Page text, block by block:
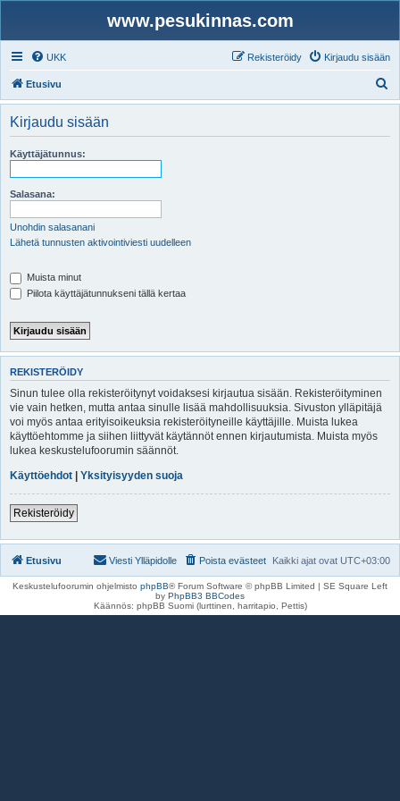
www.pesukinnas.com
UKK Kirjaudu sisään
Rekisteröidy
Etusivu
t
Kirjaudu sisään
Käyttäjätunnus:
Salasana:
Unohdin salasanani
Lähetä tunnusten aktivointiviesti uudelleen
Muista minut
Piilota käyttäjätunnukseni tällä kertaa
REKISTERÖIDY
Sinun tulee olla rekisteröitynyt voidaksesi kirjautua sisään. Rekisteröityminen
vie vain hetken, mutta antaa sinulle lisää mahdollisuuksia. Sivuston ylläpitäjä
voi myös antaa erityisoikeuksia rekisteröityneille käyttäjille. Muista lukea
käyttöehtomme ja siihen liittyvät käytännöt ennen kirjautumista. Muista myös
lukea keskustelufoorumin säännöt.
Käyttöehdot | Yksityisyyden suoja
Rekisteröidy
Etusivu Kaikki ajat ovat UTC+03:00
Poista evästeet
Viesti Ylläpidolle
Keskustelufoorumin ohjelmisto phpBB® Forum Software © phpBB Limited | SE Square Left
by PhpBB3 BBCodes
Käännös: phpBB Suomi (lurttinen, harritapio, Pettis)